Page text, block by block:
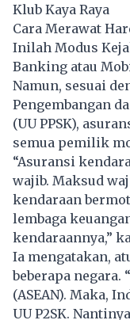
Klub Kaya Raya
Cara Merawat
Inilah Modus
Banking atau
Namun, sesuai
Pengembangan
(UU PPSK),
semua pemilik
“Asuransi
wajib. Maksud
kendaraan
lembaga
kendaraannya,”
Ia mengatakan,
beberapa negara.
(ASEAN). Maka,
UU P2SK.